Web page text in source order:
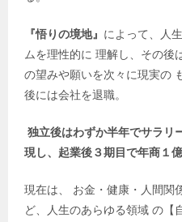
『悟りの境地』 によって、人
ムを理性的に 理解し、その後
の望みや願いを次々に現実の
後には会社を退職。
独立後はわずか半年でサラリ
現し、起業後３期目で年商１億
現在は、 お金・健康・人間関
ど、人生のあらゆる領域 の【